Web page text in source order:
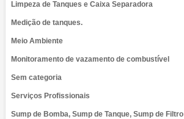
Limpeza de Tanques e Caixa Separadora
Medição de tanques.
Meio Ambiente
Monitoramento de vazamento de combustível
Sem categoria
Serviços Profissionais
Sump de Bomba, Sump de Tanque, Sump de Filtro